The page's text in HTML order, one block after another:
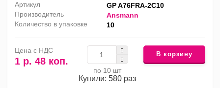
Артикул
GP A76FRA-2C10
Производитель
Ansmann
Количество в упаковке
10
Цена с НДС
1 р. 48 коп.
по 10 шт
Купили: 580 раз
В корзину